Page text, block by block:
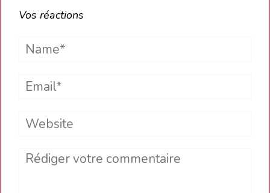
Vos réactions
Name*
Email*
Website
Comment